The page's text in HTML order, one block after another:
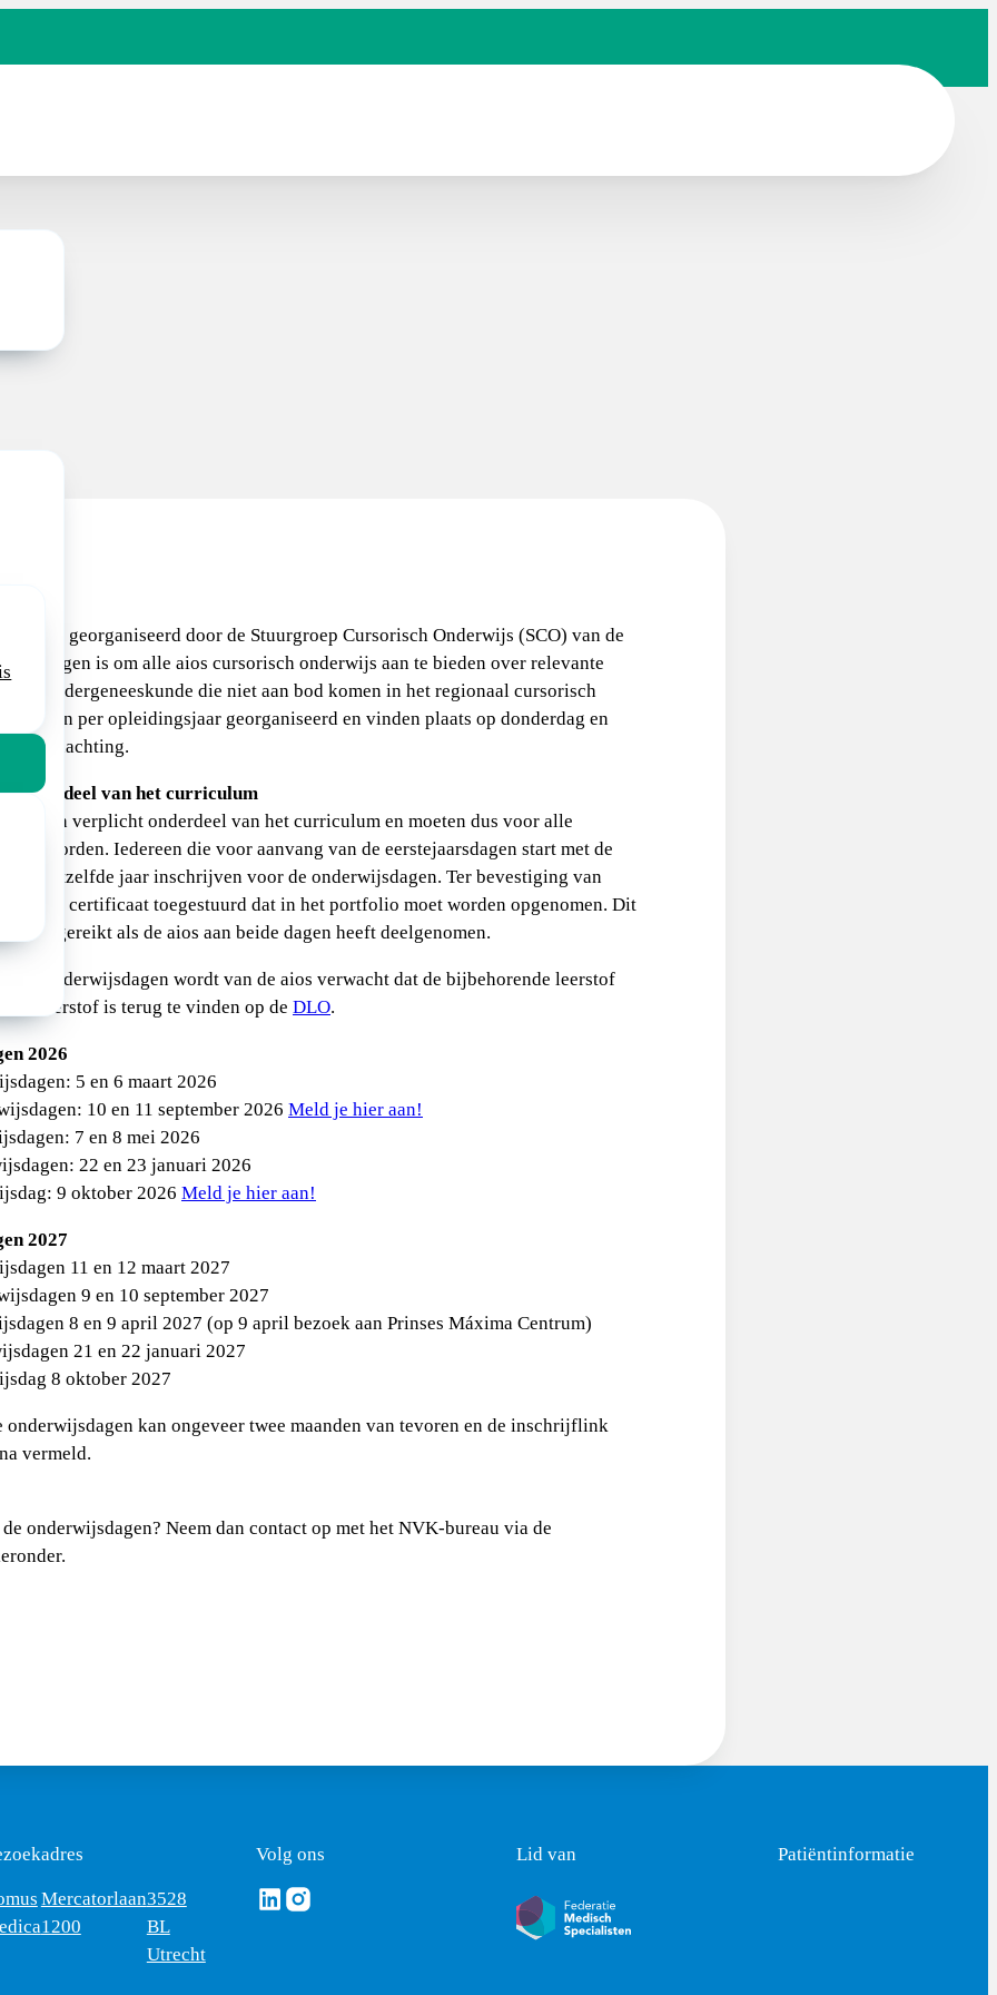
worden georganiseerd door de Stuurgroep Cursorisch Onderwijs (SCO) van de
deze dagen is om alle aios cursorisch onderwijs aan te bieden over relevante
de kindergeneeskunde die niet aan bod komen in het regionaal cursorisch
worden per opleidingsjaar georganiseerd en vinden plaats op donderdag en
overnachting.
onderdeel van het curriculum
een verplicht onderdeel van het curriculum en moeten dus voor alle
worden. Iedereen die voor aanvang van de eerstejaarsdagen start met de
datzelfde jaar inschrijven voor de onderwijsdagen. Ter bevestiging van
aios een certificaat toegestuurd dat in het portfolio moet worden opgenomen. Dit
uitgereikt als de aios aan beide dagen heeft deelgenomen.
de onderwijsdagen wordt van de aios verwacht dat de bijbehorende leerstof
leerstof is terug te vinden op de DLO.
2026
5 en 6 maart 2026
10 en 11 september 2026 Meld je hier aan!
7 en 8 mei 2026
22 en 23 januari 2026
9 oktober 2026 Meld je hier aan!
2027
11 en 12 maart 2027
9 en 10 september 2027
8 en 9 april 2027 (op 9 april bezoek aan Prinses Máxima Centrum)
21 en 22 januari 2027
8 oktober 2027
kan ongeveer twee maanden van tevoren en de inschrijflink
vermeld.
onderwijsdagen? Neem dan contact op met het NVK-bureau via de
Mercatorlaan
1200
3528
BL
Utrecht
Volg ons
Volg ons via Linkedin
Volg ons via Instagram
Lid van Patiëntinformatie